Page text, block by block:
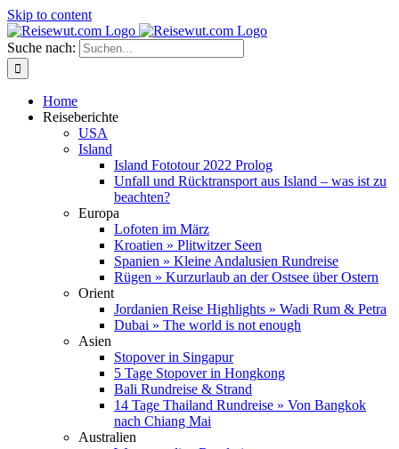
Skip to content
Suche nach:
Home
Reiseberichte
USA
Island
Island Fototour 2022 Prolog
Unfall und Rücktransport aus Island – was ist zu
beachten?
Europa
Lofoten im März
Kroatien » Plitwitzer Seen
Spanien » Kleine Andalusien Rundreise
Rügen » Kurzurlaub an der Ostsee über Ostern
Orient
Jordanien Reise Highlights » Wadi Rum & Petra
Dubai » The world is not enough
Asien
Stopover in Singapur
5 Tage Stopover in Hongkong
Bali Rundreise & Strand
14 Tage Thailand Rundreise » Von Bangkok
nach Chiang Mai
Australien